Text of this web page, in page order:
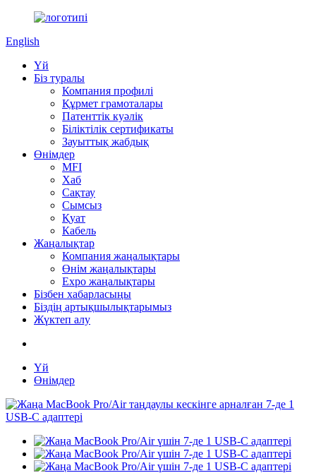
English
Үй
Біз туралы
Компания профилі
Құрмет грамоталары
Патенттік куәлік
Біліктілік сертификаты
Зауыттық жабдық
Өнімдер
MFI
Хаб
Сақтау
Сымсыз
Қуат
Кабель
Жаңалықтар
Компания жаңалықтары
Өнім жаңалықтары
Expo жаңалықтары
Бізбен хабарласыңы
Біздің артықшылықтарымыз
Жүктеп алу
Үй
Өнімдер